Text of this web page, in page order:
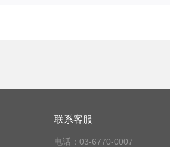
联系客服
电话：03-6770-0007